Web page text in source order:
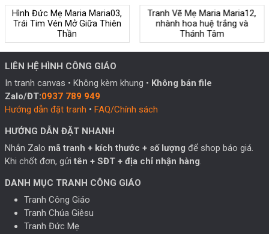
Hình Đức Mẹ Maria Maria03,
Trái Tim Vén Mở Giữa Thiên
Thần
Tranh Vẽ Mẹ Maria Maria12,
nhành hoa huệ trắng và
Thánh Tâm
LIÊN HỆ HÌNH CÔNG GIÁO
In tranh canvas • Không kèm khung • Không bán file
Zalo/ĐT:0937 789 949
Hướng dẫn đặt tranh • FAQ/Chính sách
HƯỚNG DẪN ĐẶT NHANH
Nhắn Zalo mã tranh + kích thước + số lượng để shop báo giá.
Khi chốt đơn, gửi tên + SĐT + địa chỉ nhận hàng.
DANH MỤC TRANH CÔNG GIÁO
Tranh Công Giáo
Tranh Chúa Giêsu
Tranh Đức Mẹ